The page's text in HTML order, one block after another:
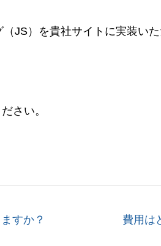
コア ユーザー行動
ッド
JS）を貴社サイトに実装い
さい。
すか？ 費用は